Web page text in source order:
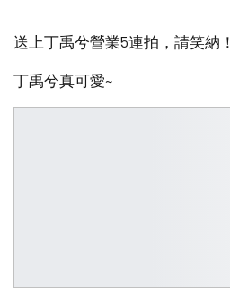
送上丁禹兮營業5連拍，請笑納！
丁禹兮真可愛~